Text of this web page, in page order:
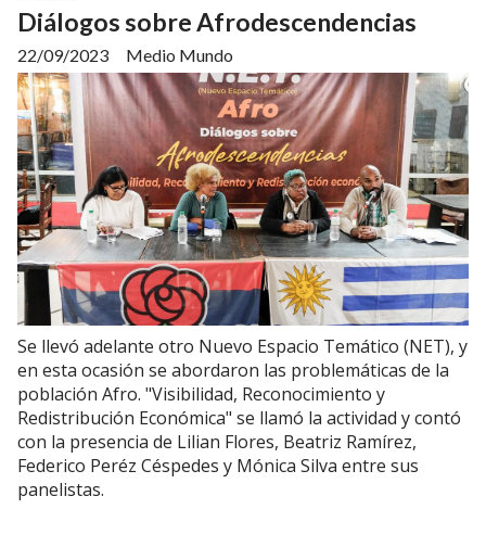
Diálogos sobre Afrodescendencias
Medio Mundo
22/09/2023
Se llevó adelante otro Nuevo Espacio Temático (NET), y
en esta ocasión se abordaron las problemáticas de la
población Afro. "Visibilidad, Reconocimiento y
Redistribución Económica" se llamó la actividad y contó
con la presencia de Lilian Flores, Beatriz Ramírez,
Federico Peréz Céspedes y Mónica Silva entre sus
panelistas.